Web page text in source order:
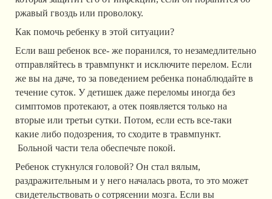
ржавый гвоздь или проволоку.
Как помочь ребенку в этой ситуации?
Если ваш ребенок все- же поранился, то незамедлительно
отправляйтесь в травмпункт и исключите перелом. Если
же вы на даче, то за поведением ребенка понаблюдайте в
течение суток. У детишек даже переломы иногда без
симптомов протекают, а отек появляется только на
вторые или третьи сутки. Потом, если есть все-таки
какие либо подозрения, то сходите в травмпункт.
Больной части тела обеспечьте покой.
Ребенок стукнулся головой? Он стал вялым,
раздражительным и у него началась рвота, то это может
свидетельствовать о сотрясении мозга. Если вы